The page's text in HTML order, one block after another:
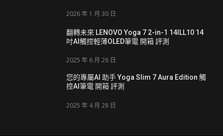
2026 年 1 月 30 日
翻轉未來 LENOVO Yoga 7 2-in-1 14ILL10 14
吋AI觸控輕薄OLED筆電 開箱 評測
2025 年 6 月 26 日
您的專屬AI 助手 Yoga Slim 7 Aura Edition 觸
控AI筆電 開箱 評測
2025 年 4 月 28 日